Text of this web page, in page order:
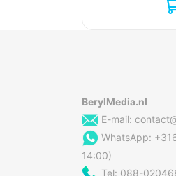
BerylMedia.nl
E-mail:
WhatsApp:
14:00)
Tel: 088-